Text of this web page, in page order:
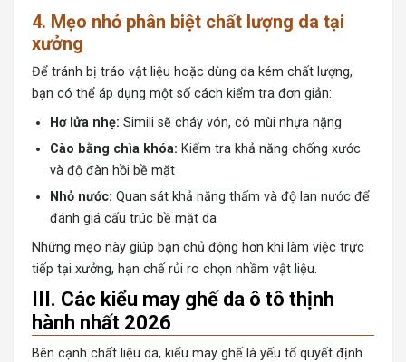
4. Mẹo nhỏ phân biệt chất lượng da tại
xưởng
Để tránh bị tráo vật liệu hoặc dùng da kém chất lượng,
bạn có thể áp dụng một số cách kiểm tra đơn giản:
Hơ lửa nhẹ: Simili sẽ cháy vón, có mùi nhựa nặng
Cào bằng chìa khóa: Kiểm tra khả năng chống xước
và độ đàn hồi bề mặt
Nhỏ nước: Quan sát khả năng thấm và độ lan nước để
đánh giá cấu trúc bề mặt da
Những mẹo này giúp bạn chủ động hơn khi làm việc trực
tiếp tại xưởng, hạn chế rủi ro chọn nhầm vật liệu.
III. Các kiểu may ghế da ô tô thịnh
hành nhất 2026
Bên cạnh chất liệu da, kiểu may ghế là yếu tố quyết định